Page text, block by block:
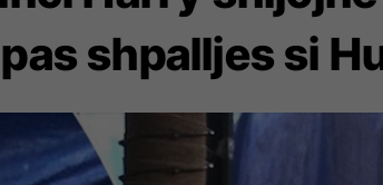
shpalljes si